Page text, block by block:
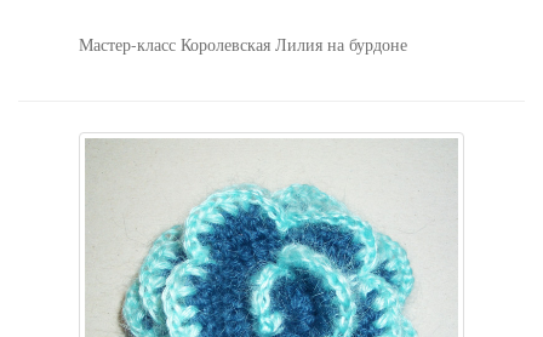
Мастер-класс Королевская Лилия на бурдоне